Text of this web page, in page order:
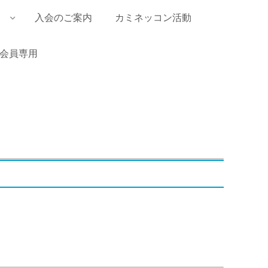
入会のご案内 カミネッコン活動
員専用